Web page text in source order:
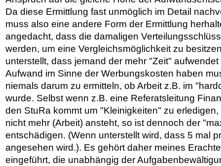
Da diese Ermittlung fast unmöglich im Detail
muss also eine andere Form der Ermittlung
angedacht, dass die damaligen
werden, um eine Vergleichsmöglichkeit zu
unterstellt, dass jemand der mehr "Zeit"
Aufwand im Sinne der Werbungskosten haben
niemals darum zu ermitteln, ob Arbeit z.B. im
wurde. Selbst wenn z.B. eine Referatsleitung
den StuRa kommt um "Kleinigkeiten" zu
nicht mehr (Arbeit) ansteht, so ist dennoch der
entschädigen. (Wenn unterstellt wird, dass 5 mal
angesehen wird.). Es gehört daher meines
eingeführt, die unabhängig der